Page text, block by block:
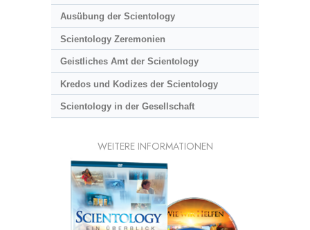
Ausübung der Scientology
Scientology Zeremonien
Geistliches Amt der Scientology
Kredos und Kodizes der Scientology
Scientology in der Gesellschaft
WEITERE INFORMATIONEN